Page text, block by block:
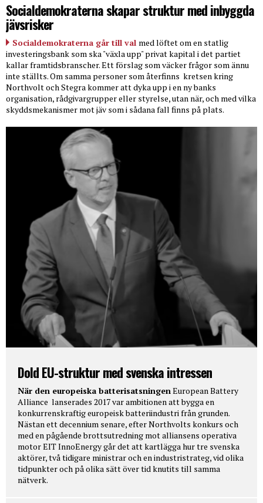
Socialdemokraterna skapar struktur med inbyggda
jävsrisker
Socialdemokraterna går till val med löftet om en statlig
investeringsbank som ska "växla upp" privat kapital i det partiet
kallar framtidsbranscher. Ett förslag som väcker frågor som ännu
inte ställts. Om samma personer som återfinns kretsen kring
Northvolt och Stegra kommer att dyka upp i en ny banks
organisation, rådgivargrupper eller styrelse, utan när, och med vilka
skyddsmekanismer mot jäv som i sådana fall finns på plats.
Dold EU-struktur med svenska intressen
När den europeiska batterisatsningen European Battery
Alliance lanserades 2017 var ambitionen att bygga en
konkurrenskraftig europeisk batteriindustri från grunden.
Nästan ett decennium senare, efter Northvolts konkurs och
med en pågående brottsutredning mot alliansens operativa
motor EIT InnoEnergy går det att kartlägga hur tre svenska
aktörer, två tidigare ministrar och en industristrateg, vid olika
tidpunkter och på olika sätt över tid knutits till samma
nätverk.